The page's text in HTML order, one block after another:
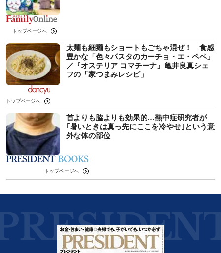
トップページへ
太麺も細麺もショートもごちゃ混ぜ！ 食感
豊かな「色々パスタのカーチョ・エ・ペペ」
／『オステリア コマチーナ』亀井良真シェ
フの「家つまみレシピ」
トップページへ
首よりも脇よりも効果的…熱中症研究者が
｢暑いときは真っ先にここを冷やせ｣という意
外な体の部位
トップページへ